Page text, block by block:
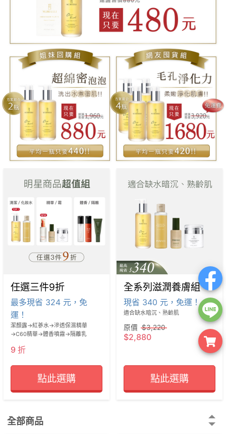
任選三件9折
最多現省 324 元，免
運！
潔顏露→紅蔘水→滲透保濕精華
→C60精華→體香噴霧→隔離乳
9 折
點此選購
全系列滋潤養膚組
現省 340 元，免運！
適合缺水暗沉、熟齡肌
原價 $3,220
$2,880
點此選購
全部商品